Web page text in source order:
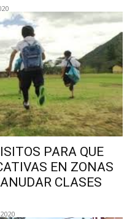
PARA QUE
EN ZONAS
CLASES